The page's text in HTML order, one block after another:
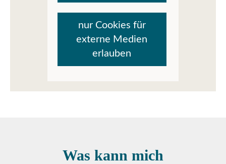
nur Cookies für
externe Medien
erlauben
Was kann mich